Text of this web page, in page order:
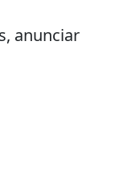
anunciar